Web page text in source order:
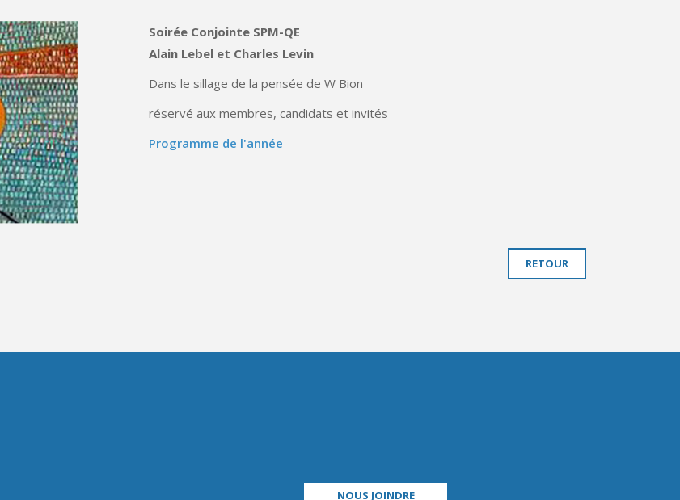
Soirée Conjointe SPM-QE
Alain Lebel et Charles Levin
Dans le sillage de la pensée de W Bion
réservé aux membres, candidats et invités
Programme de l'année
RETOUR
NOUS JOINDRE